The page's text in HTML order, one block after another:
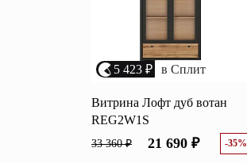
Прихожие
Освещение
5 423 ₽ в Сплит
Витрина Лофт дуб вотан
REG2W1S
33 360 ₽ 21 690 ₽ -35%